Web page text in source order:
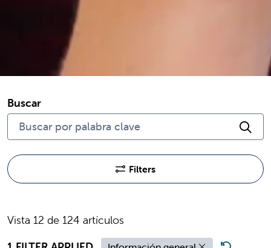
Buscar
Filters
Vista 12 de 124 artículos